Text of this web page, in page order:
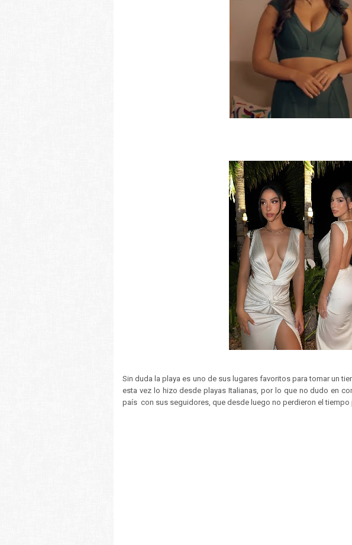
Sin duda la playa es uno de sus lugares favoritos para tomar un
esta vez lo hizo desde playas Italianas, por lo que no dudo en
país con sus seguidores, que desde luego no perdieron el tiempo